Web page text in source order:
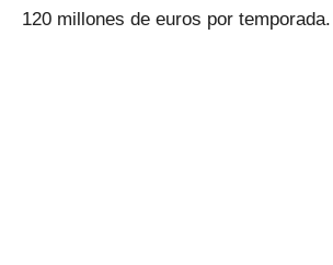
120 millones de euros por temporada.